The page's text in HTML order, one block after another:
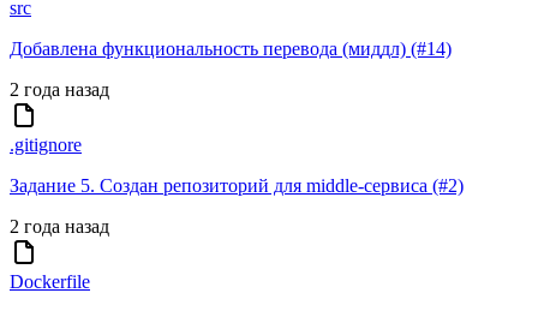
src
Добавлена функциональность перевода (миддл) (#14)
2 года назад
.gitignore
Задание 5. Создан репозиторий для middle-сервиса (#2)
2 года назад
Dockerfile